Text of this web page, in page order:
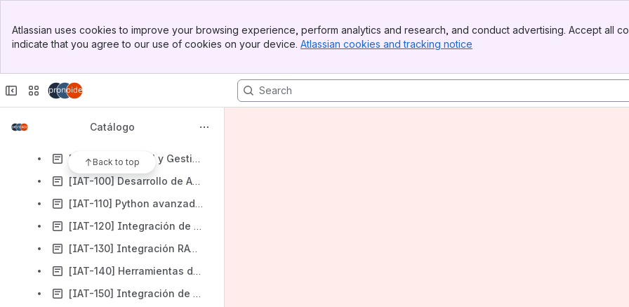
Top Bar
Sidebar
Atlassian uses cookies to improve your browsing experience, perform analytics and research, and conduct advertising. Accept all
indicate that you agree to our use of cookies on your device. Atlassian cookies and tracking notice
Catálogo
Back to top
[IAT-030] Herramientas IA (Notion, Gamma, DALL-E y Runway)
[IAT-040] Ingeniería de Prompts en IA Generativa
[IAT-090] Control y Gestión de Agentes de IA
[IAT-100] Desarrollo de Aplicaciones con LangChain
[IAT-110] Python avanzado aplicado a la IA Generativa
[IAT-120] Integración de LLMs de pesos abiertos en aplicaciones on-premises
[IAT-130] Integración RAGs y Agentes de IA en aplicaciones on-premises
[IAT-140] Herramientas de IA Generativa para Desarrolladores
[IAT-150] Integración de IA en el Proceso de Desarrollo de Software